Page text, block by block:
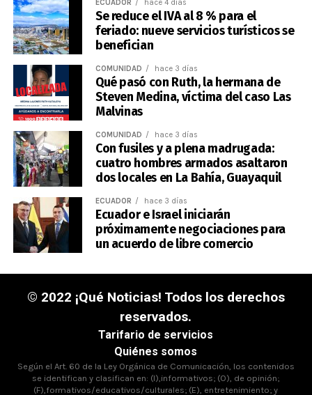
ECUADOR hace 4 días
Se reduce el IVA al 8 % para el
feriado: nueve servicios turísticos se
benefician
COMUNIDAD hace 3 días
Qué pasó con Ruth, la hermana de
Steven Medina, víctima del caso Las
Malvinas
COMUNIDAD hace 3 días
Con fusiles y a plena madrugada:
cuatro hombres armados asaltaron
dos locales en La Bahía, Guayaquil
ECUADOR hace 3 días
Ecuador e Israel iniciarán
próximamente negociaciones para
un acuerdo de libre comercio
© 2022 ¡Qué Noticias! Todos los derechos
reservados.
Tarifario de servicios
Quiénes somos
Según el Art. 60 de la Ley Orgánica de Comunicación, los contenidos
se identifican y clasifican en: (I),informativos; (O), de opinión;
(F),formativos/educativos/culturales; (E), entretenimiento; y